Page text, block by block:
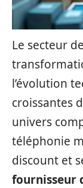
Le secteur
l’évolution
croissantes
univers
téléphonie
discount et
fournisseur